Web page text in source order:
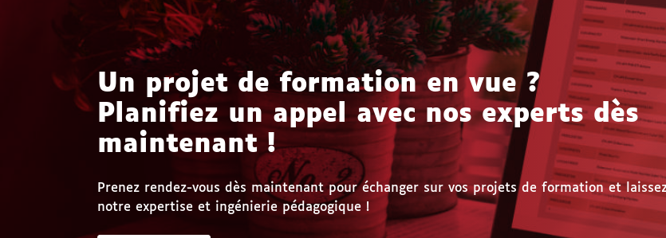
Un projet de formation en vue ?
Planifiez un appel avec nos experts dès
maintenant !
Prenez rendez-vous dès maintenant pour échanger sur vos projets de formation et
notre expertise et ingénierie pédagogique !